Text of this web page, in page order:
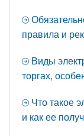
правила и
Виды
торгах,
Что такое
и как ее